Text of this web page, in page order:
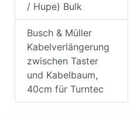
/ Hupe) Bulk
Busch & Müller
Kabelverlängerung
zwischen Taster
und Kabelbaum,
40cm für Turntec